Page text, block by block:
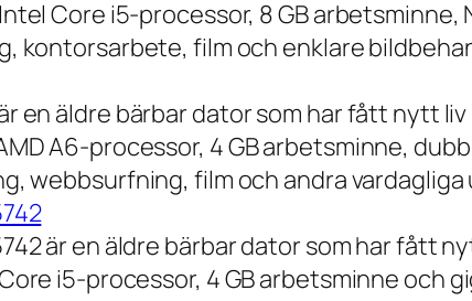
Core i5-processor, 8 GB
kontorsarbete, film och enklare
en äldre bärbar dator som har fått nytt
A6-processor, 4 GB arbetsminne,
webbsurfning, film och andra
är en äldre bärbar dator som har fått
i5-processor, 4 GB arbetsminne